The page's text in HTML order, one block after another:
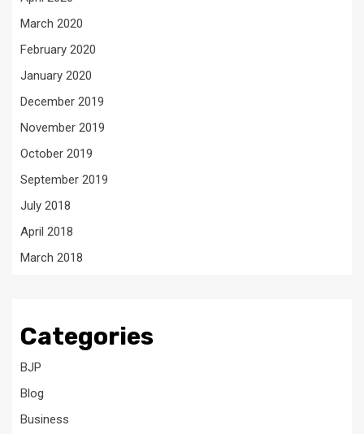
March 2020
February 2020
January 2020
December 2019
November 2019
October 2019
September 2019
July 2018
April 2018
March 2018
Categories
BJP
Blog
Business